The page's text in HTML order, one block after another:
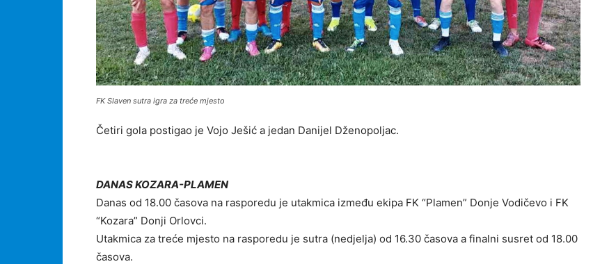
FK Slaven sutra igra za treće mjesto
Četiri gola postigao je Vojo Ješić a jedan Danijel Dženopoljac.
DANAS KOZARA-PLAMEN
Danas od 18.00 časova na rasporedu je utakmica između ekipa FK “Plamen” Donje Vodičevo i FK
“Kozara” Donji Orlovci.
Utakmica za treće mjesto na rasporedu je sutra (nedjelja) od 16.30 časova a finalni susret od 18.00
časova.